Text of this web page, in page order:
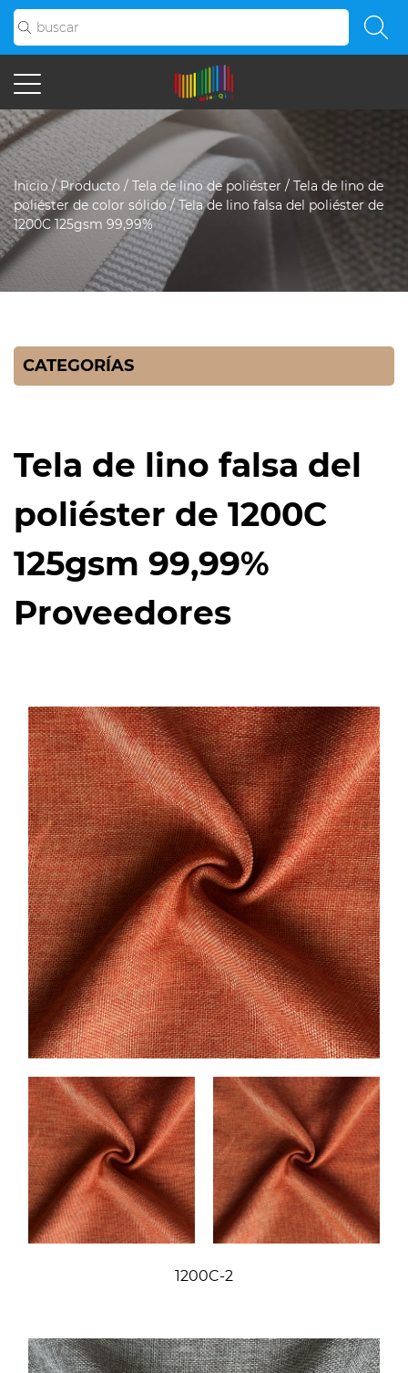
Inicio/Producto / Tela de lino de poliéster / Tela de lino de
poliéster de color sólido/Tela de lino falsa del poliéster de
1200C 125gsm 99,99%
CATEGORÍAS
Tela de lino falsa del
poliéster de 1200C
125gsm 99,99%
Proveedores
1200C-2